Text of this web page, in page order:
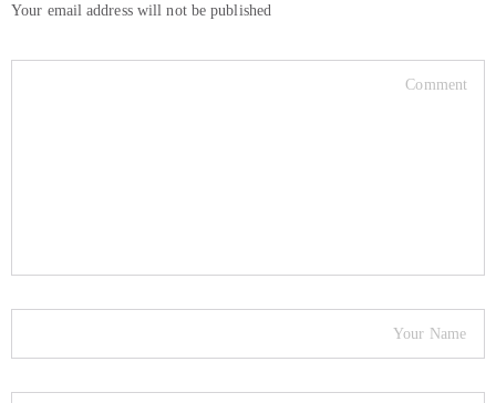
Your email address will not be published